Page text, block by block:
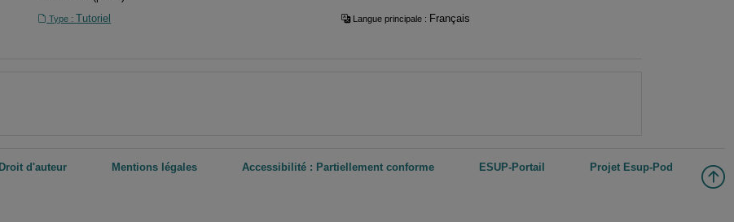
Type : Tutoriel Langue principale : Français
Droit d'auteur Mentions légales Accessibilité : Partiellement conforme ESUP-Portail Projet Esup-Pod